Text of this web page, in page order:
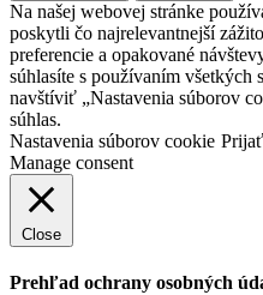
Na našej webovej stránke
poskytli čo najrelevantnejší
preferencie a opakované
súhlasíte s používaním všetkých
navštíviť „Nastavenia súborov
súhlas.
Nastavenia súborov cookie
Manage consent
Close
Prehľad ochrany osobných